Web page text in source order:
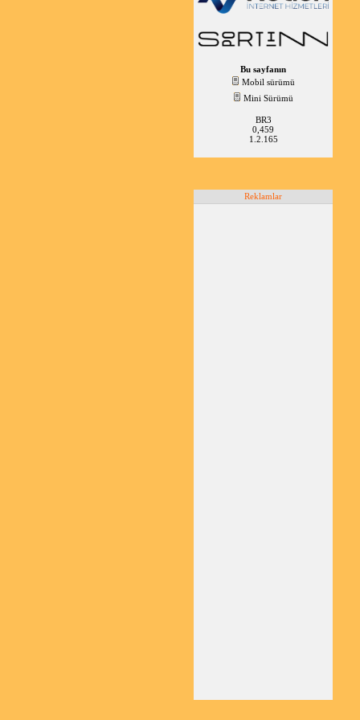
Bu sayfanın
Mobil sürümü
Mini Sürümü
BR3
0,459
1.2.165
Reklamlar